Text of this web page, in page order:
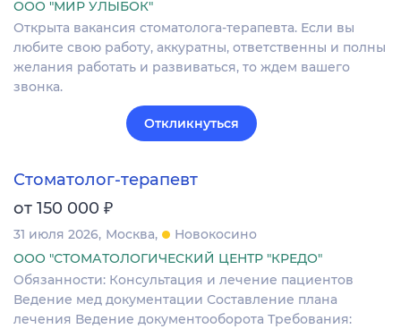
ООО "МИР УЛЫБОК"
Открыта вакансия стоматолога-терапевта. Если вы
любите свою работу, аккуратны, ответственны и полны
желания работать и развиваться, то ждем вашего
звонка.
Откликнуться
Стоматолог-терапевт
от 150 000 ₽
31 июля 2026 Москва
Новокосино
ООО "СТОМАТОЛОГИЧЕСКИЙ ЦЕНТР "КРЕДО"
Обязанности: Консультация и лечение пациентов
Ведение мед документации Составление плана
лечения Ведение документооборота Требования: